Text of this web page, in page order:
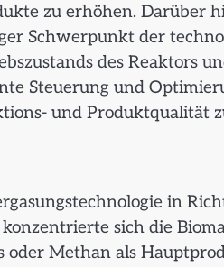
zu erhöhen.
Schwerpunkt der
des Reaktors
Steuerung und
und Produktqualität
in
sich die
oder Methan als